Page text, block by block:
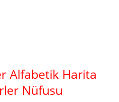
Alfabetik Harita
Nüfusu